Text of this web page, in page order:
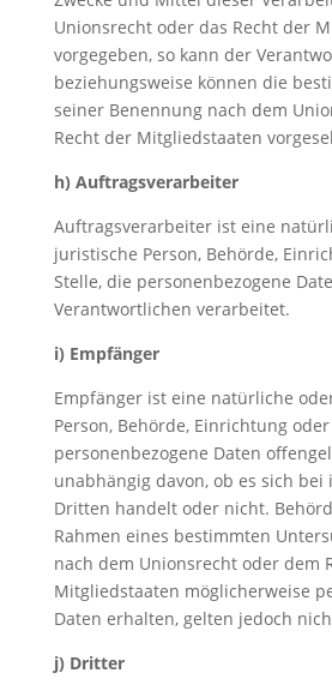
Unionsrecht oder das Recht der
vorgegeben, so kann der
beziehungsweise können die
seiner Benennung nach dem
Recht der Mitgliedstaaten
h) Auftragsverarbeiter
Auftragsverarbeiter ist eine
juristische Person, Behörde,
Stelle, die personenbezogene
Verantwortlichen verarbeitet.
i) Empfänger
Empfänger ist eine natürliche
Person, Behörde, Einrichtung
personenbezogene Daten
unabhängig davon, ob es sich
Dritten handelt oder nicht.
Rahmen eines bestimmten
nach dem Unionsrecht oder dem
Mitgliedstaaten möglicherweise
Daten erhalten, gelten jedoch
j) Dritter